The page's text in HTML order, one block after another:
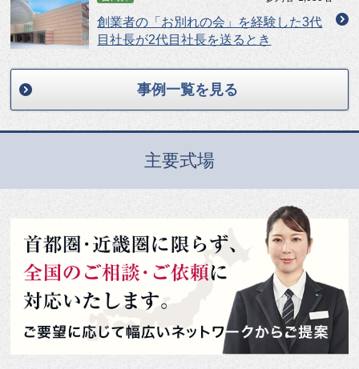
創業者の「お別れの会」を経験した3代
目社長が2代目社長を送るとき
事例一覧を見る
主要式場